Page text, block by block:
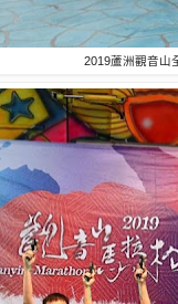
2019蘆洲觀音山